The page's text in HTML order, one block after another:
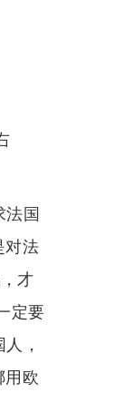
法国
对法
才
定要
，
用欧